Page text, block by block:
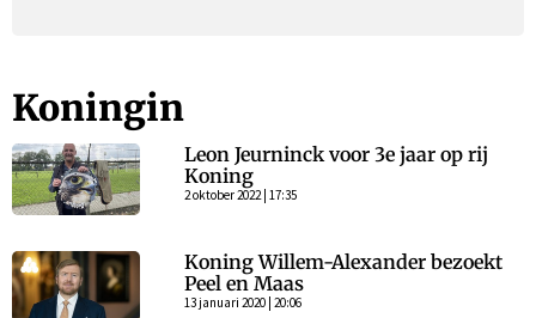
Koningin
Leon Jeurninck voor 3e jaar op rij
Koning
2 oktober 2022 | 17:35
Koning Willem-Alexander bezoekt
Peel en Maas
13 januari 2020 | 20:06